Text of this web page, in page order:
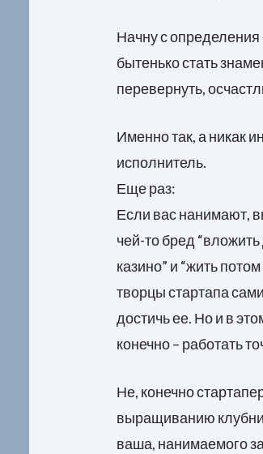
Начну с определения
бытенько стать
перевернуть,
Именно так, а никак
исполнитель.
Еще раз:
Если вас нанимают,
чей-то бред
казино” и “жить
творцы стартапа
достичь ее. Но и в
конечно – работать
Не, конечно
выращиванию
ваша, нанимаемого